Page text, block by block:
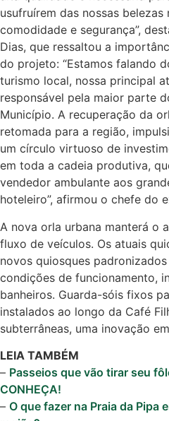
usufruírem das nossas
comodidade e segurança”,
Dias, que ressaltou a
do projeto: “Estamos falando
turismo local, nossa principal
responsável pela maior parte
Município. A recuperação da
retomada para a região,
um círculo virtuoso de
em toda a cadeia produtiva,
vendedor ambulante aos
hoteleiro”, afirmou o chefe do
A nova orla urbana manterá o
fluxo de veículos. Os atuais
novos quiosques
condições de funcionamento,
banheiros. Guarda-sóis fixos
instalados ao longo da Café
subterrâneas, uma inovação
LEIA TAMBÉM
– Passeios que vão tirar seu
CONHEÇA!
– O que fazer na Praia da Pipa